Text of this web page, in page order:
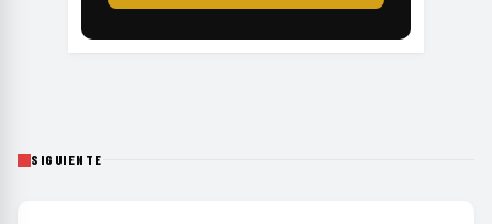
SIGUIENTE